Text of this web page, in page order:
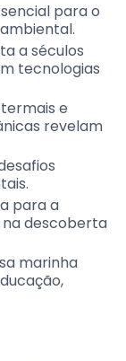
para o
a séculos
tecnologias
e
revelam
para a
descoberta
marinha